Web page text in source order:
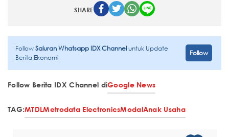
SHARE
FollowSaluran Whatsapp IDX Channeluntuk Update
Berita Ekonomi
Follow
Follow Berita IDX Channel diGoogle News
TAG:MTDLMetrodata ElectronicsModalAnak Usaha